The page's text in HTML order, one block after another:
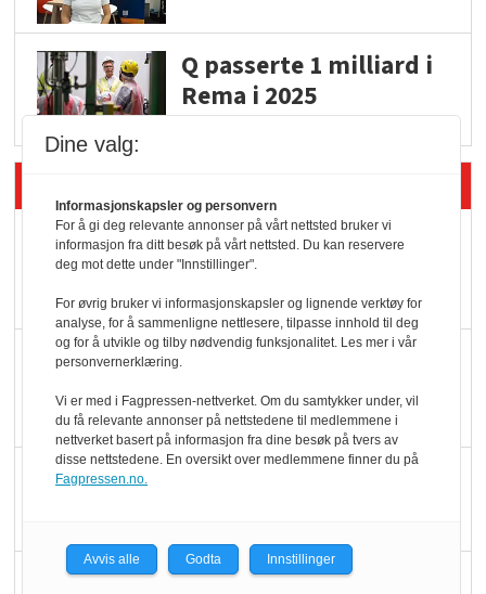
Q passerte 1 milliard i
Rema i 2025
Kolonihagens norske
yoghurt: Trues av
melkemangel
Marit Kolby vant
Økologisk Norge sin
hederspris
Kolonihagen sliter
Dine valg:
Informasjonskapsler og personvern
For å gi deg relevante annonser på vårt nettsted bruker vi
informasjon fra ditt besøk på vårt nettsted. Du kan reservere
deg mot dette under "Innstillinger".
For øvrig bruker vi informasjonskapsler og lignende verktøy for
analyse, for å sammenligne nettlesere, tilpasse innhold til deg
og for å utvikle og tilby nødvendig funksjonalitet. Les mer i vår
personvernerklæring.
Vi er med i Fagpressen-nettverket. Om du samtykker under, vil
du få relevante annonser på nettstedene til medlemmene i
nettverket basert på informasjon fra dine besøk på tvers av
disse nettstedene. En oversikt over medlemmene finner du på
Fagpressen.no.
Avvis alle Godta Innstillinger